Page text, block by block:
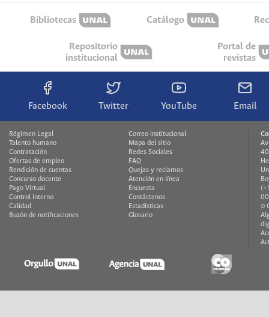
Bibliotecas Catálogo
Repositorio
institucional
Portal de
revistas
Facebook Twitter YouTube Email
Régimen Legal
Talento humano
Contratación
Ofertas de empleo
Rendición de cuentas
Concurso docente
Pago Virtual
Control interno
Calidad
Buzón de notificaciones
Correo institucional
Mapa del sitio
Redes Sociales
FAQ
Quejas y reclamos
Atención en línea
Encuesta
Contáctenos
Estadísticas
Glosario
©